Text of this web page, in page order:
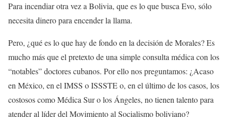
Para incendiar otra vez a Bolivia, que es lo que busca Evo, sólo
necesita dinero para encender la llama.
Pero, ¿qué es lo que hay de fondo en la decisión de Morales? Es
mucho más que el pretexto de una simple consulta médica con los
“notables” doctores cubanos. Por ello nos preguntamos: ¿Acaso
en México, en el IMSS o ISSSTE o, en el último de los casos, los
costosos como Médica Sur o los Ángeles, no tienen talento para
atender al líder del Movimiento al Socialismo boliviano?